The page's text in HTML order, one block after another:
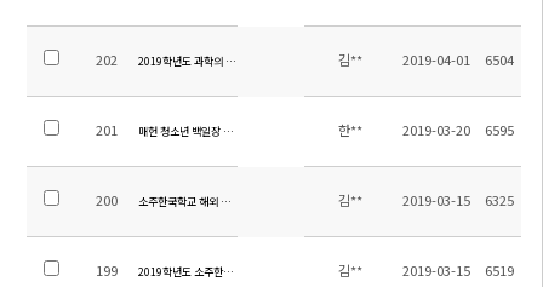
202 2019학년도 과학의 날 행사 안내 김** 2019-04-01 6504
201 매헌 청소년 백일장 안내 한** 2019-03-20 6595
200 소주한국학교 해외 첫 독도중점학교 김** 2019-03-15 6325
199 2019학년도 소주한국학교 입학식 김** 2019-03-15 6519